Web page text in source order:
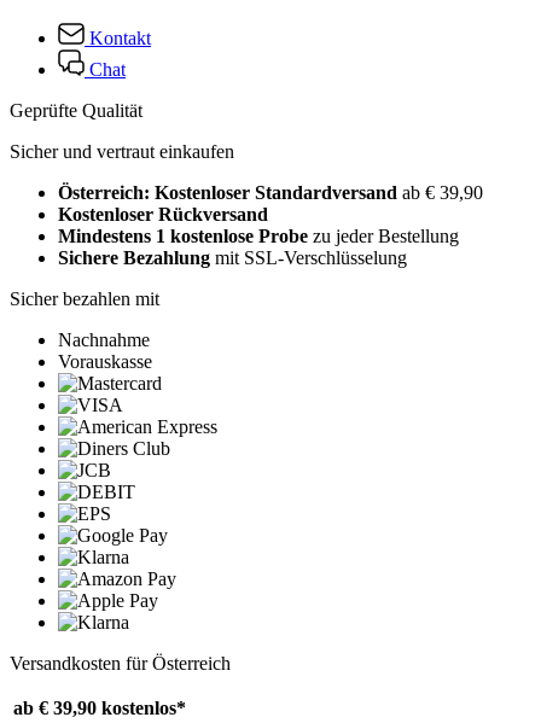
Kontakt
Chat
Geprüfte Qualität
Sicher und vertraut einkaufen
Österreich: Kostenloser Standardversand ab € 39,90
Kostenloser Rückversand
Mindestens 1 kostenlose Probe zu jeder Bestellung
Sichere Bezahlung mit SSL-Verschlüsselung
Sicher bezahlen mit
Nachnahme
Vorauskasse
Versandkosten für Österreich
ab € 39,90 kostenlos*